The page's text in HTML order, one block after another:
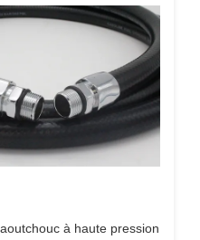
à haute pression